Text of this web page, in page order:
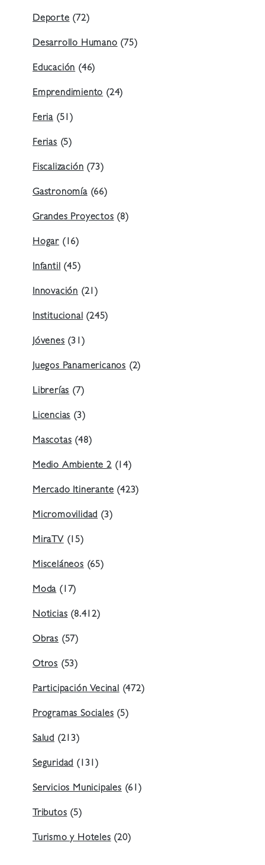
Deporte(72)
Desarrollo Humano(75)
Educación(46)
Emprendimiento(24)
Feria (51)
Ferias(5)
Fiscalización(73)
Gastronomía(66)
Grandes Proyectos(8)
Hogar (16)
Infantil(45)
Innovación (21)
Institucional(245)
Jóvenes(31)
Juegos Panamericanos (2)
Librerías(7)
Licencias(3)
Mascotas(48)
Medio Ambiente 2(14)
Mercado Itinerante(423)
Micromovilidad(3)
MiraTV(15)
Misceláneos(65)
Moda(17)
Noticias(8.412)
Obras (57)
Otros (53)
Participación Vecinal(472)
Programas Sociales(5)
Salud (213)
Seguridad(131)
Servicios Municipales(61)
Tributos(5)
Turismo y Hoteles(20)